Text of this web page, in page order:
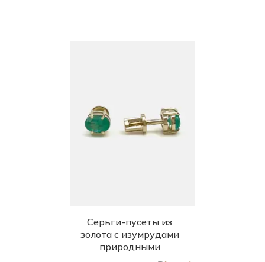
Серьги-пусеты из
золота с изумрудами
природными